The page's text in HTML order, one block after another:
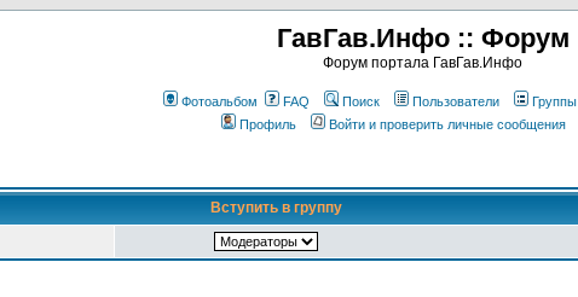
ГавГав.Инфо :: Форум
Форум портала ГавГав.Инфо
Фотоальбом FAQ Поиск Пользователи Группы
Профиль
Войти и проверить личные сообщения
Вступить в группу